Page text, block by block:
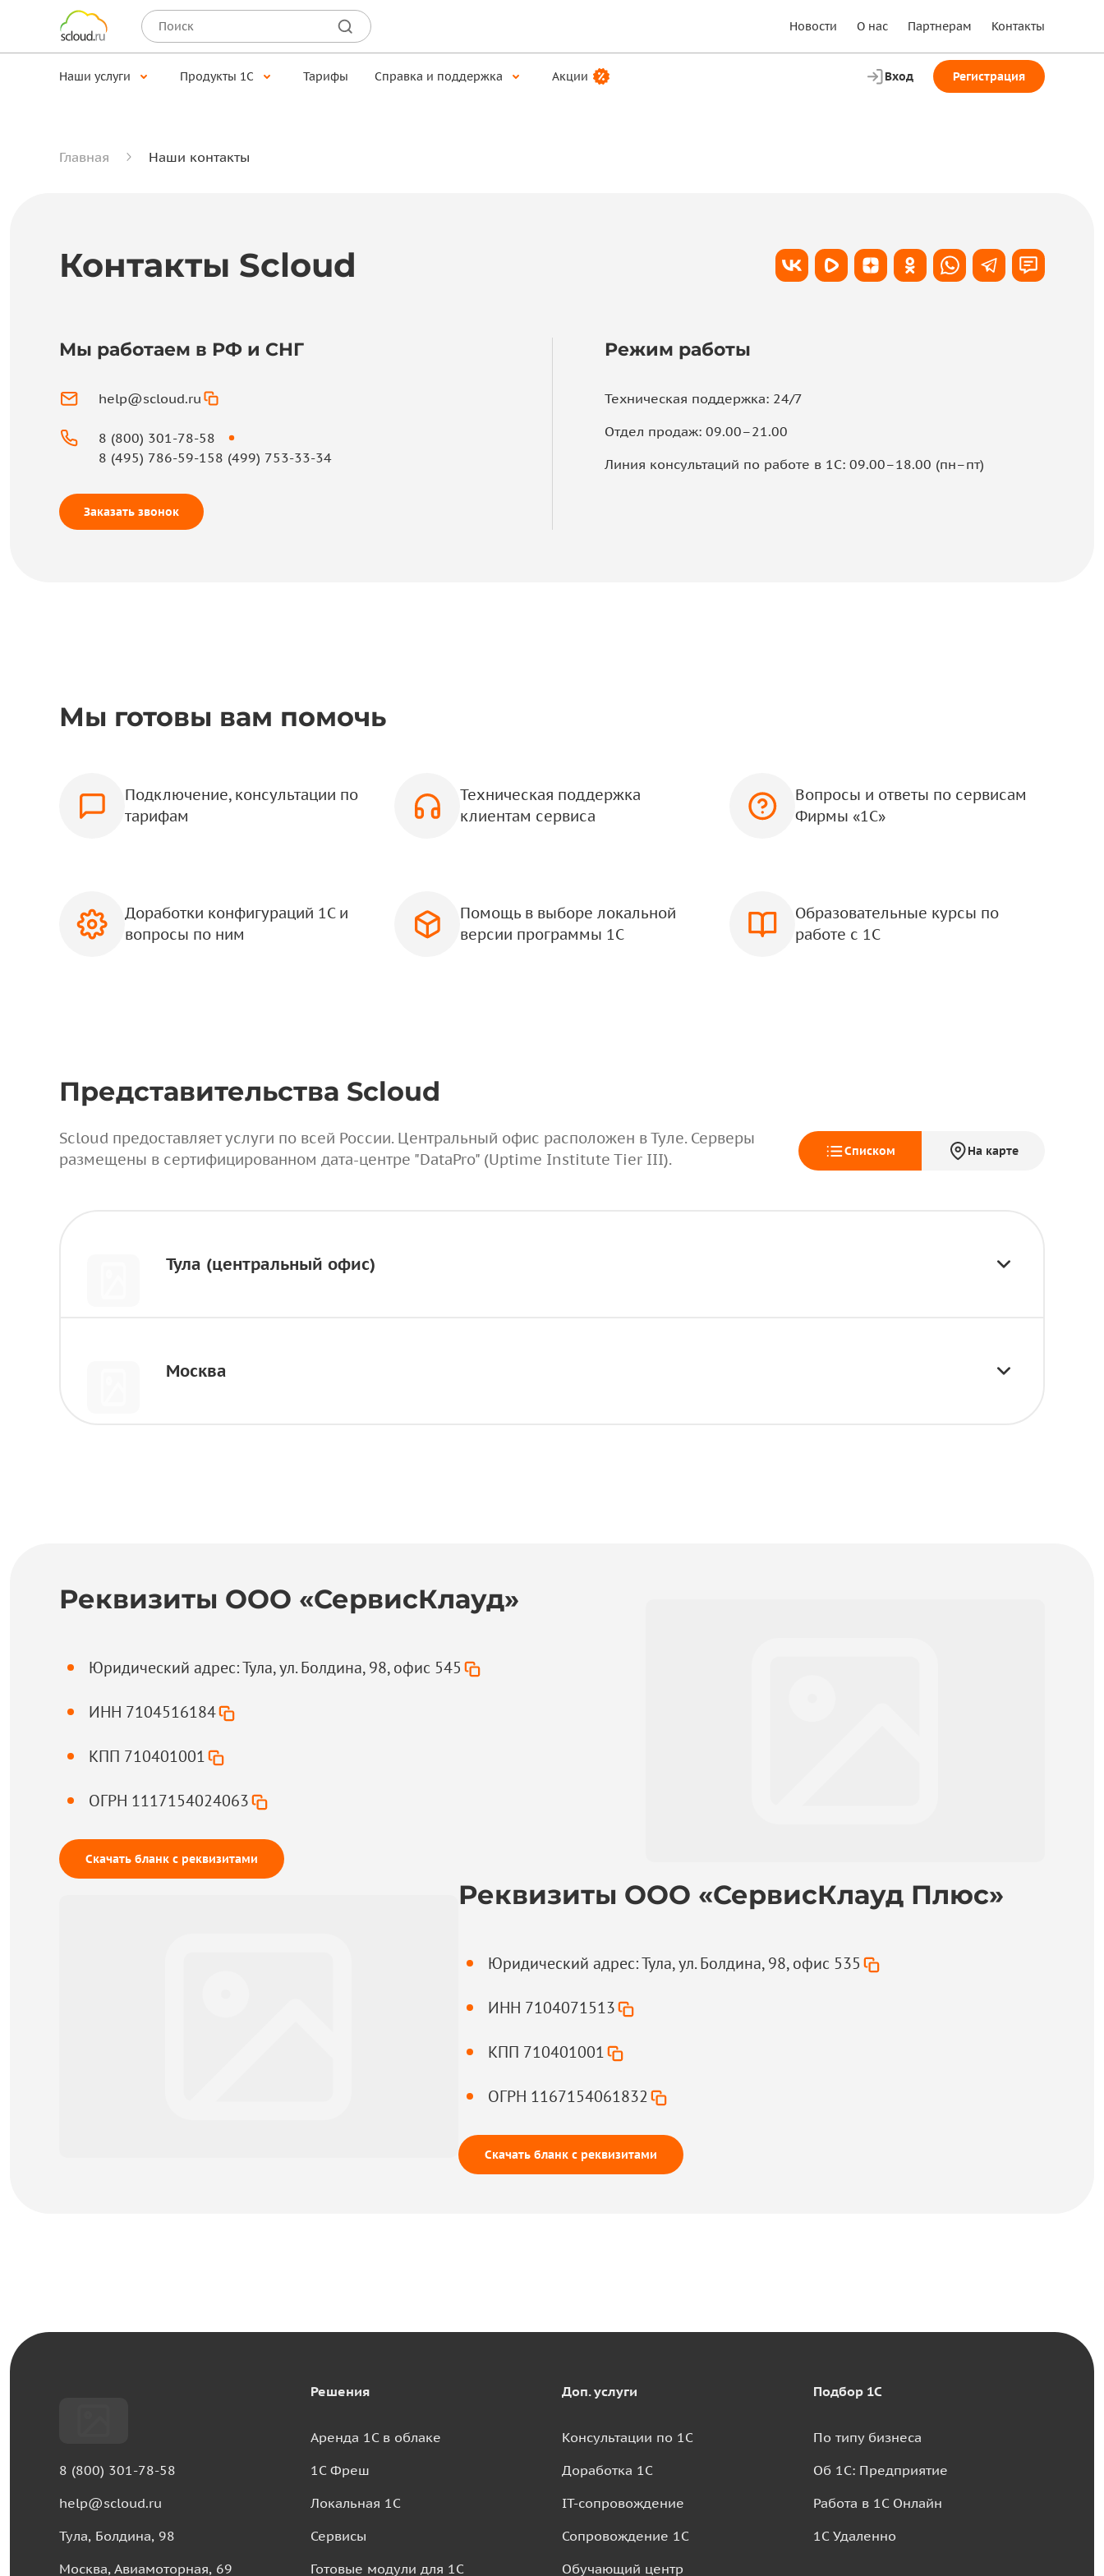
Новости О нас Партнерам Контакты
Наши услуги Продукты 1С Тарифы Справка и поддержка Акции Вход Регистрация
Главная Наши контакты
Контакты Scloud
Мы работаем в РФ и СНГ
help@scloud.ru
8 (800) 301-78-58
8 (495) 786-59-158 (499) 753-33-34
Заказать звонок
Режим работы
Техническая поддержка: 24/7
Отдел продаж: 09.00–21.00
Линия консультаций по работе в 1С: 09.00–18.00 (пн–пт)
Мы готовы вам помочь
Подключение, консультации по
тарифам
Техническая поддержка
клиентам сервиса
Вопросы и ответы по сервисам
Фирмы «1С»
Доработки конфигураций 1С и
вопросы по ним
Помощь в выборе локальной
версии программы 1С
Образовательные курсы по
работе с 1С
Представительства Scloud
Scloud предоставляет услуги по всей России. Центральный офис расположен в Туле. Серверы
размещены в сертифицированном дата-центре "DataPro" (Uptime Institute Tier III).
Списком На карте
Тула (центральный офис)
Москва
Реквизиты ООО «СервисКлауд»
Юридический адрес: Тула, ул. Болдина, 98, офис 545
ИНН 7104516184
КПП 710401001
ОГРН 1117154024063
Скачать бланк с реквизитами
Реквизиты ООО «СервисКлауд Плюс»
Юридический адрес: Тула, ул. Болдина, 98, офис 535
ИНН 7104071513
КПП 710401001
ОГРН 1167154061832
Скачать бланк с реквизитами
8 (800) 301-78-58
help@scloud.ru
Тула, Болдина, 98
Москва, Авиамоторная, 69
Решения
Аренда 1С в облаке
1С Фреш
Локальная 1С
Сервисы
Готовые модули для 1С
Доп. услуги
Консультации по 1С
Доработка 1С
IT-сопровождение
Сопровождение 1С
Обучающий центр
Подбор 1С
По типу бизнеса
Об 1С: Предприятие
Работа в 1С Онлайн
1С Удаленно